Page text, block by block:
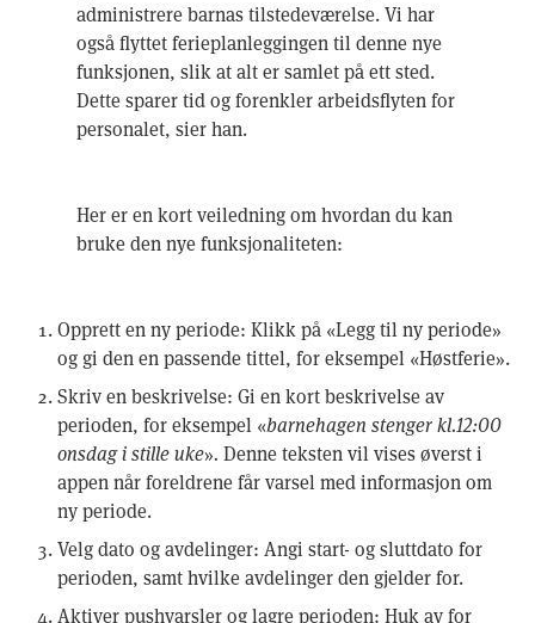
administrere barnas tilstedeværelse. Vi har
også flyttet ferieplanleggingen til denne nye
funksjonen, slik at alt er samlet på ett sted.
Dette sparer tid og forenkler arbeidsflyten for
personalet, sier han.
Her er en kort veiledning om hvordan du kan
bruke den nye funksjonaliteten:
Opprett en ny periode: Klikk på «Legg til ny periode»
og gi den en passende tittel, for eksempel «Høstferie».
Skriv en beskrivelse: Gi en kort beskrivelse av
perioden, for eksempel «barnehagen stenger kl.12:00
onsdag i stille uke». Denne teksten vil vises øverst i
appen når foreldrene får varsel med informasjon om
ny periode.
Velg dato og avdelinger: Angi start- og sluttdato for
perioden, samt hvilke avdelinger den gjelder for.
Aktiver pushvarsler og lagre perioden: Huk av for